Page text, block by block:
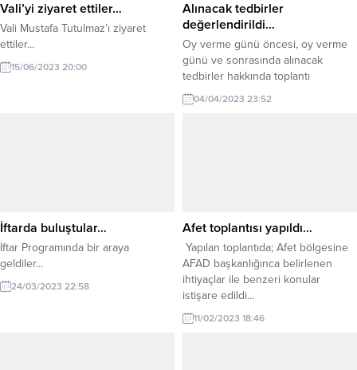
Vali’yi ziyaret ettiler…
Vali Mustafa Tutulmaz’ı ziyaret
ettiler...
15/06/2023 20:00
Alınacak tedbirler
değerlendirildi…
Oy verme günü öncesi, oy verme
günü ve sonrasında alınacak
tedbirler hakkında toplantı
gerçekleştirildi...
04/04/2023 23:52
İftarda buluştular…
İftar Programında bir araya
geldiler...
24/03/2023 22:58
Afet toplantısı yapıldı…
Yapılan toplantıda; Afet bölgesine
AFAD başkanlığınca belirlenen
ihtiyaçlar ile benzeri konular
istişare edildi...
11/02/2023 18:46